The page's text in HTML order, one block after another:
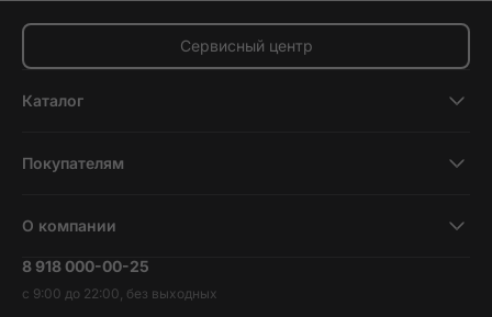
Сервисный центр
Каталог
Планшеты
Наушники и колонки
Покупателям
Трейд-ин
Гарантия и возврат
О компании
Вакансии
Контакты
8 918 000-00-25
с 9:00 до 22:00, без выходных